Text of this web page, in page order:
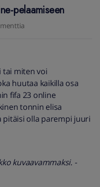
pelaamiseen
tai miten voi
huutaa kaikilla osa
fifa 23 online
tonnin elisa
pitäisi olla parempi juuri
kuvaavammaksi. -